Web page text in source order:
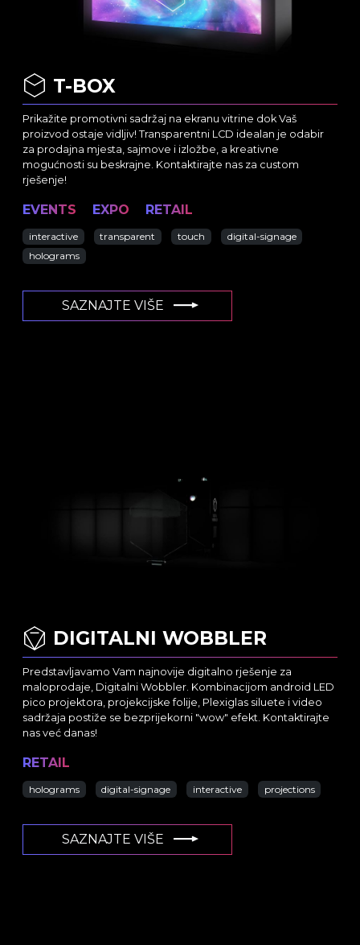
T-BOX
Prikažite promotivni sadržaj na ekranu vitrine dok Vaš
proizvod ostaje vidljiv! Transparentni LCD idealan je odabir
za prodajna mjesta, sajmove i izložbe, a kreativne
mogućnosti su beskrajne. Kontaktirajte nas za custom
rješenje!
EVENTS EXPO RETAIL
interactive transparent touch
digital-signage
holograms
SAZNAJTE VIŠE
DIGITALNI WOBBLER
Predstavljavamo Vam najnovije digitalno rješenje za
maloprodaje, Digitalni Wobbler. Kombinacijom android LED
pico projektora, projekcijske folije, Plexiglas siluete i video
sadržaja postiže se bezprijekorni "wow" efekt. Kontaktirajte
nas već danas!
RETAIL
holograms digital-signage interactive projections
SAZNAJTE VIŠE